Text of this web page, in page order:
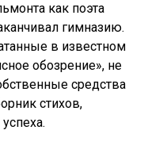
как поэта
гимназию.
в известном
обозрение», не
средства
стихов,